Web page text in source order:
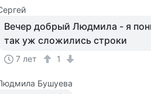
Вечер добрый Людмила - я
так уж сложились строки
7 лет 1
Бушуева